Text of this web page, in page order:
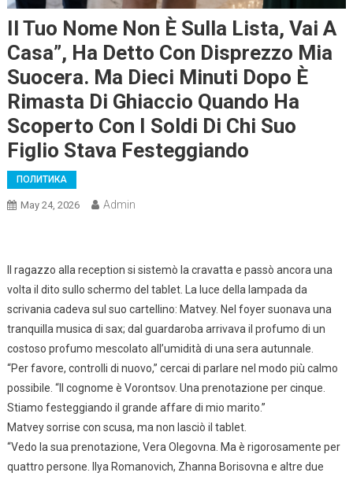
Il Tuo Nome Non È Sulla Lista, Vai A
Casa”, Ha Detto Con Disprezzo Mia
Suocera. Ma Dieci Minuti Dopo È
Rimasta Di Ghiaccio Quando Ha
Scoperto Con I Soldi Di Chi Suo
Figlio Stava Festeggiando
ПОЛИТИКА
May 24, 2026 Admin
Il ragazzo alla reception si sistemò la cravatta e passò ancora una
volta il dito sullo schermo del tablet. La luce della lampada da
scrivania cadeva sul suo cartellino: Matvey. Nel foyer suonava una
tranquilla musica di sax; dal guardaroba arrivava il profumo di un
costoso profumo mescolato all’umidità di una sera autunnale.
“Per favore, controlli di nuovo,” cercai di parlare nel modo più calmo
possibile. “Il cognome è Vorontsov. Una prenotazione per cinque.
Stiamo festeggiando il grande affare di mio marito.”
Matvey sorrise con scusa, ma non lasciò il tablet.
“Vedo la sua prenotazione, Vera Olegovna. Ma è rigorosamente per
quattro persone. Ilya Romanovich, Zhanna Borisovna e altre due